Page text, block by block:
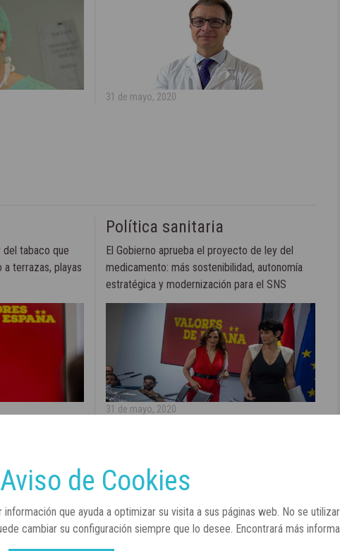
31 de mayo, 2020
tabaco que
a terrazas, playas
Política sanitaria
El Gobierno aprueba el proyecto de ley del
medicamento: más sostenibilidad, autonomía
estratégica y modernización para el SNS
31 de mayo, 2020
Aviso de Cookies
que ayuda a optimizar su visita a sus páginas web. No se
cambiar su configuración siempre que lo desee. Encontrará más